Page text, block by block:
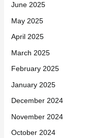
June 2025
May 2025
April 2025
March 2025
February 2025
January 2025
December 2024
November 2024
October 2024